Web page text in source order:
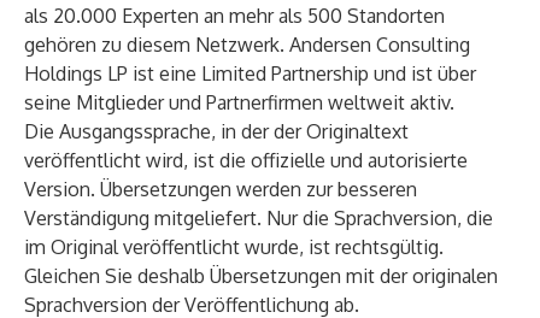
als 20.000 Experten an mehr als 500 Standorten
gehören zu diesem Netzwerk. Andersen Consulting
Holdings LP ist eine Limited Partnership und ist über
seine Mitglieder und Partnerfirmen weltweit aktiv.
Die Ausgangssprache, in der der Originaltext
veröffentlicht wird, ist die offizielle und autorisierte
Version. Übersetzungen werden zur besseren
Verständigung mitgeliefert. Nur die Sprachversion, die
im Original veröffentlicht wurde, ist rechtsgültig.
Gleichen Sie deshalb Übersetzungen mit der originalen
Sprachversion der Veröffentlichung ab.